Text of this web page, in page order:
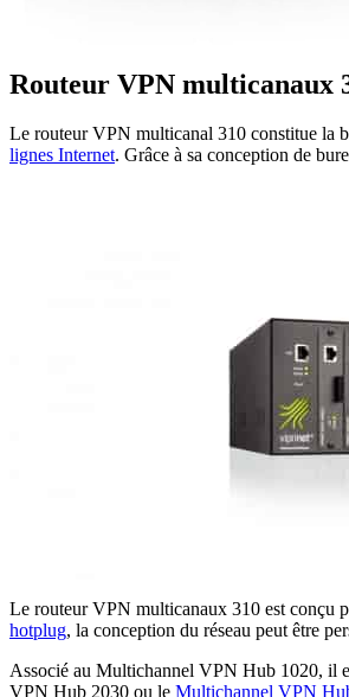
Routeur VPN multicanaux
Le routeur VPN multicanal 310 constitue la
lignes Internet. Grâce à sa conception de
Le routeur VPN multicanaux 310 est conçu
hotplug, la conception du réseau peut être
Associé au Multichannel VPN Hub 1020, il
VPN Hub 2030 ou le Multichannel VPN